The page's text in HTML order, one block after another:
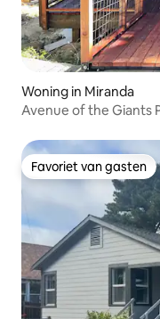
Woning in Miranda
Avenue of the Giants
Favoriet van gasten
Favoriet van gasten